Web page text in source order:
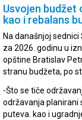
Usvojen budžet
kao i rebalans
Na današnjoj
za 2026. godinu u
opštine Bratislav
stranu budžeta, po
-Što se tiče
održavanja planirani
puteva. kao i